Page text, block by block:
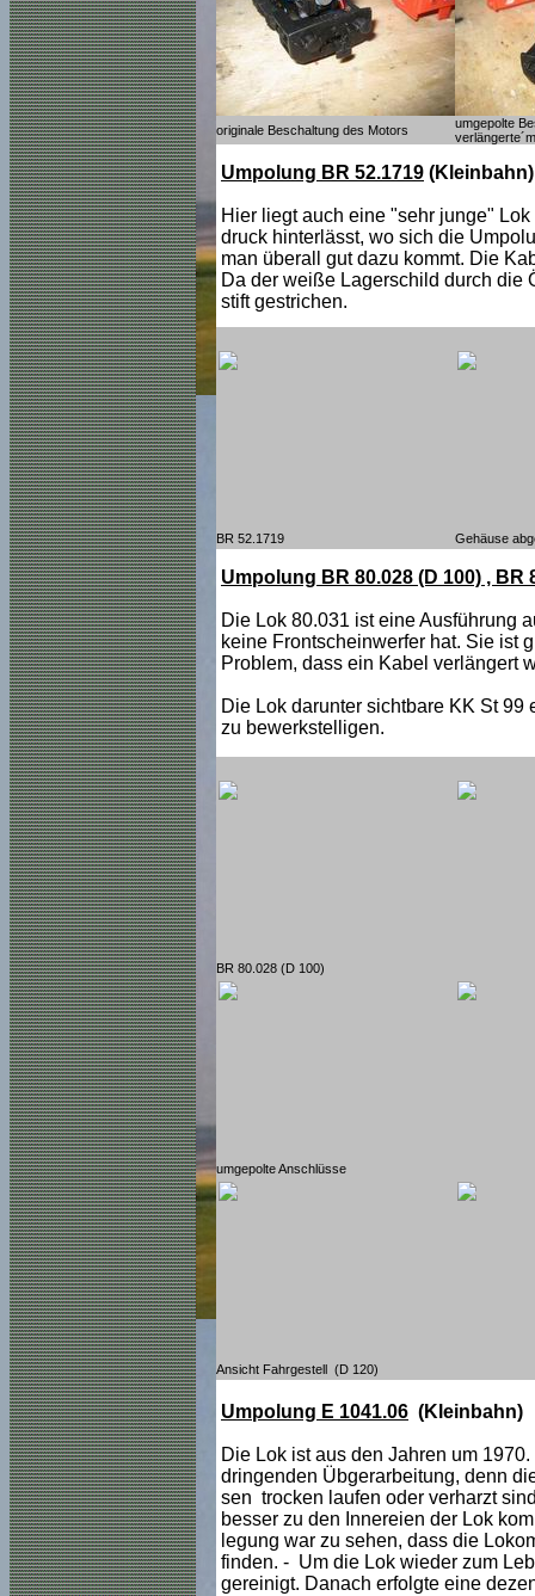
originale Beschaltung des Motors
umgepolte
Umpolung BR 52.1719 (Kleinbahn)
Hier liegt auch eine "sehr junge"
druck hinterlässt, wo sich die
man überall gut dazu kommt. Die
Da der weiße Lagerschild durch die
stift gestrichen.
BR 52.1719 Gehäuse
Umpolung BR 80.028 (D 100) ,
Die Lok 80.031 ist eine Ausführung
keine Frontscheinwerfer hat. Sie ist
Problem, dass ein Kabel verlängert
Die Lok darunter sichtbare KK St
zu bewerkstelligen.
BR 80.028 (D 100)
umgepolte Anschlüsse
Ansicht Fahrgestell (D 120)
Umpolung E 1041.06 (Kleinbahn)
Die Lok ist aus den Jahren um
dringenden Übgerarbeitung, denn
sen trocken laufen oder verharzt
besser zu den Innereien der Lok
legung war zu sehen, dass die
finden. - Um die Lok wieder zum
gereinigt. Danach erfolgte eine